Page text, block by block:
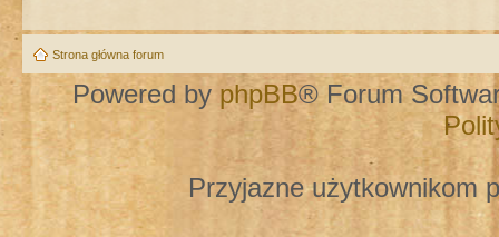
Strona główna forum
Powered by phpBB® Forum
Przyjazne użytkownikom